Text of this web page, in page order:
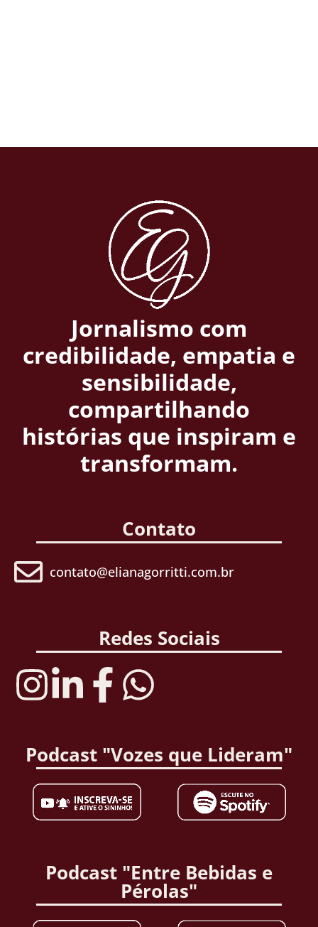
Jornalismo com
credibilidade, empatia e
sensibilidade,
compartilhando
histórias que inspiram e
transformam.
Contato
contato@elianagorritti.com.br
Redes Sociais
Podcast "Vozes que Lideram"
Podcast "Entre Bebidas e
Pérolas"